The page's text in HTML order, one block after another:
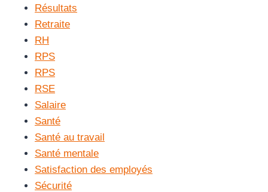
Résultats
Retraite
RH
RPS
RPS
RSE
Salaire
Santé
Santé au travail
Santé mentale
Satisfaction des employés
Sécurité